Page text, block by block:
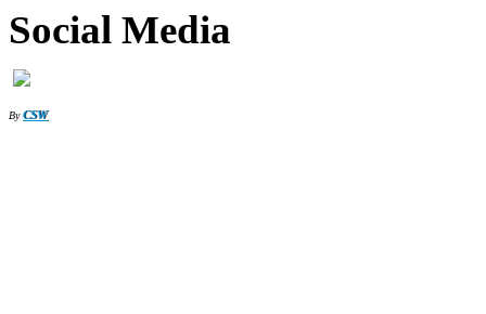
Social Media
ByCSW